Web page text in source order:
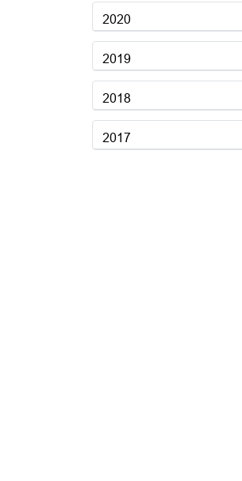
2020
2019
2018
2017